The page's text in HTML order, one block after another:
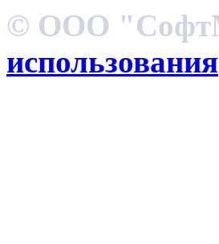
© ООО
использования